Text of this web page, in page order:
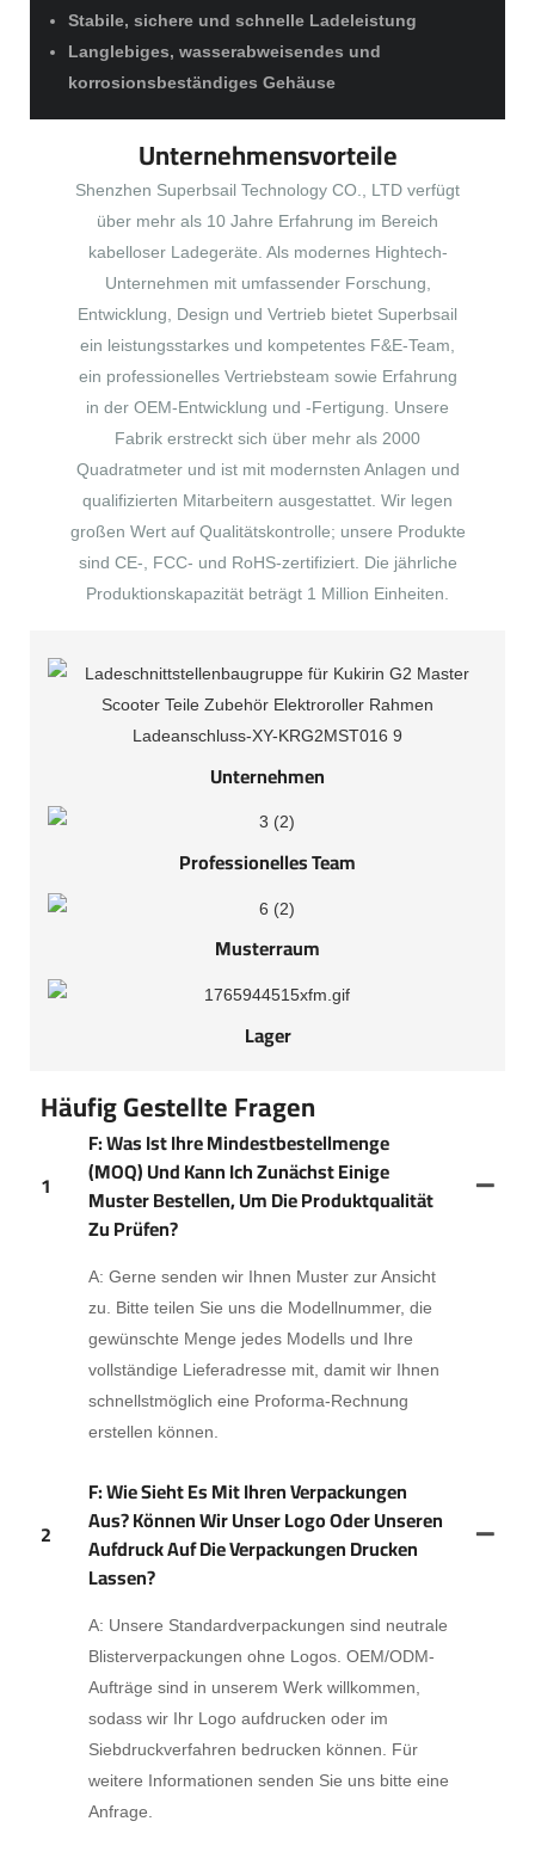
Stabile, sichere und schnelle Ladeleistung
Langlebiges, wasserabweisendes und
korrosionsbeständiges Gehäuse
Unternehmensvorteile
Shenzhen Superbsail Technology CO., LTD verfügt
über mehr als 10 Jahre Erfahrung im Bereich
kabelloser Ladegeräte. Als modernes Hightech-
Unternehmen mit umfassender Forschung,
Entwicklung, Design und Vertrieb bietet Superbsail
ein leistungsstarkes und kompetentes F&E-Team,
ein professionelles Vertriebsteam sowie Erfahrung
in der OEM-Entwicklung und -Fertigung. Unsere
Fabrik erstreckt sich über mehr als 2000
Quadratmeter und ist mit modernsten Anlagen und
qualifizierten Mitarbeitern ausgestattet. Wir legen
großen Wert auf Qualitätskontrolle; unsere Produkte
sind CE-, FCC- und RoHS-zertifiziert. Die jährliche
Produktionskapazität beträgt 1 Million Einheiten.
Unternehmen
Professionelles Team
Musterraum
Lager
Häufig Gestellte Fragen
1
F: Was Ist Ihre Mindestbestellmenge
(MOQ) Und Kann Ich Zunächst Einige
Muster Bestellen, Um Die Produktqualität
Zu Prüfen?
A: Gerne senden wir Ihnen Muster zur Ansicht
zu. Bitte teilen Sie uns die Modellnummer, die
gewünschte Menge jedes Modells und Ihre
vollständige Lieferadresse mit, damit wir Ihnen
schnellstmöglich eine Proforma-Rechnung
erstellen können.
2
F: Wie Sieht Es Mit Ihren Verpackungen
Aus? Können Wir Unser Logo Oder Unseren
Aufdruck Auf Die Verpackungen Drucken
Lassen?
A: Unsere Standardverpackungen sind neutrale
Blisterverpackungen ohne Logos. OEM/ODM-
Aufträge sind in unserem Werk willkommen,
sodass wir Ihr Logo aufdrucken oder im
Siebdruckverfahren bedrucken können. Für
weitere Informationen senden Sie uns bitte eine
Anfrage.